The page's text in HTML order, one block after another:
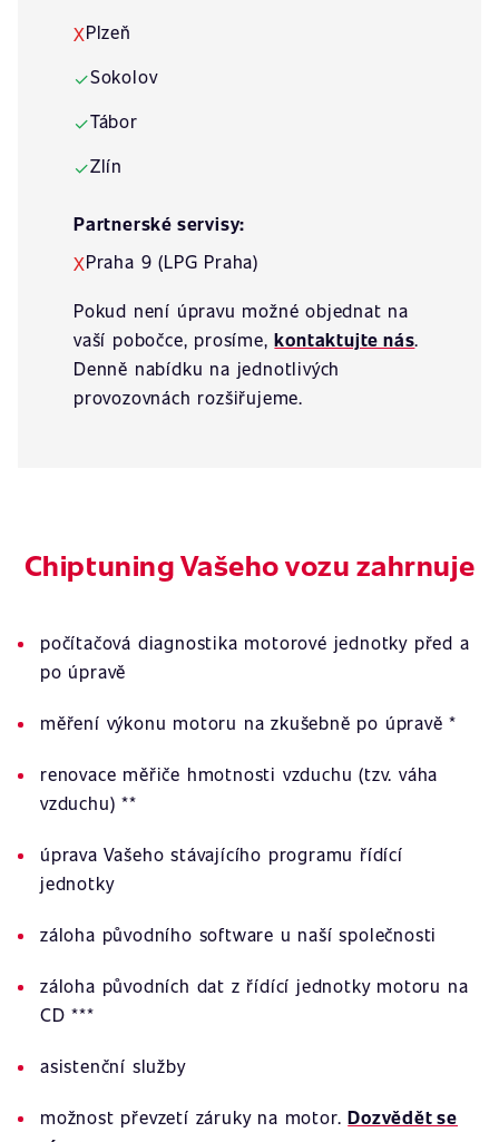
XPlzeň
✓Sokolov
✓Tábor
✓Zlín
Partnerské servisy:
XPraha 9 (LPG Praha)
Pokud není úpravu možné objednat na
vaší pobočce, prosíme,kontaktujte nás.
Denně nabídku na jednotlivých
provozovnách rozšiřujeme.
Chiptuning Vašeho vozu zahrnuje
počítačová diagnostika motorové jednotky před a
po úpravě
měření výkonu motoru na zkušebně po úpravě *
renovace měřiče hmotnosti vzduchu (tzv. váha
vzduchu) **
úprava Vašeho stávajícího programu řídící
jednotky
záloha původního software u naší společnosti
záloha původních dat z řídící jednotky motoru na
CD ***
asistenční služby
možnost převzetí záruky na motor.Dozvědět se